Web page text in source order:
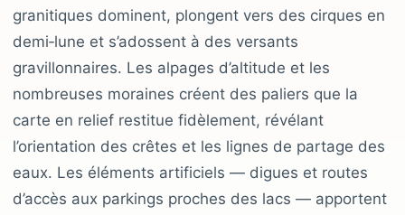
granitiques dominent, plongent vers des cirques en
demi‑lune et s’adossent à des versants
gravillonnaires. Les alpages d’altitude et les
nombreuses moraines créent des paliers que la
carte en relief restitue fidèlement, révélant
l’orientation des crêtes et les lignes de partage des
eaux. Les éléments artificiels — digues et routes
d’accès aux parkings proches des lacs — apportent